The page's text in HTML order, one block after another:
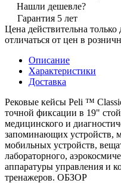
Нашли дешевле?
Гарантия 5 лет
Цена действительна
отличаться от цен в
Описание
Характеристики
Доставка
Рековые кейсы Peli ™
точной фиксации в 19"
медицинского и
запоминающих устройств,
мобильных устройств,
лабораторного,
аппаратуры управления и
тренажеров. ОБЗОР